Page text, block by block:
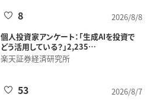
2026/8/8
8
個人投資家アンケート：「生成AIを投資で
どう活用している？」2,235…
楽天証券経済研究所
2026/8/7
53